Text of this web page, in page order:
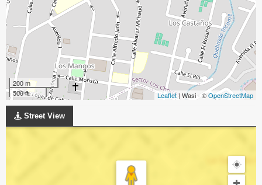
200 m
500 ft
Leaflet| Wasi - ©OpenStreetMap
Street View